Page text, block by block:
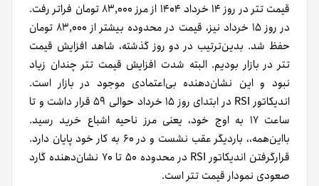
قیمت تتر در روز ۱۴ خرداد ۱۴۰۴ از مرز ۸۳,۰۰۰ تومان فراتر رفت.
در روز ۱۵ خرداد نیز، قیمت در محدوده بیشتر از ۸۳,۰۰۰ تومان
حفظ شد. بدین‌ترتیب در دو روز گذشته، شاهد افزایش قیمت
تتر در بازار بودیم. البته شدت افزایش قیمت تتر چندان زیاد
نبود و این نشان‌دهنده بی‌اعتمادی موجود در بازار است.
اندیکاتور RSI در ابتدای روز ۱۵ خرداد حوالی ۵۹ قرار داشت و تا
ساعت ۱۷ به اوج خود، یعنی مرز ناحیه اشباع خرید رسید.
بااین‌همه،، باردیگر عقب نشست و در ۶۰ به کار خود پایان دارد.
قرارگرفتن اندیکاتور RSI در محدوده ۵۰ تا ۷۰ نشان‌دهنده گارد
صعودی نمودار قیمت تتر است.